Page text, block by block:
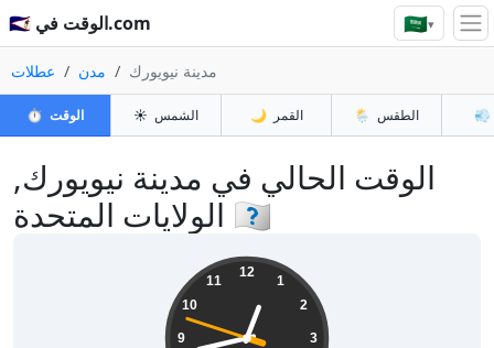
🇸🇦 الوقت في.com 🇸🇦▾
عطلات مدن مدينة نيويورك
⏱️ الوقت ☀️ الشمس 🌙 القمر 🌦️ الطقس 💨
الوقت الحالي في مدينة نيويورك,
الولايات المتحدة 🇺🇸
12
1
2
3
9
10
11